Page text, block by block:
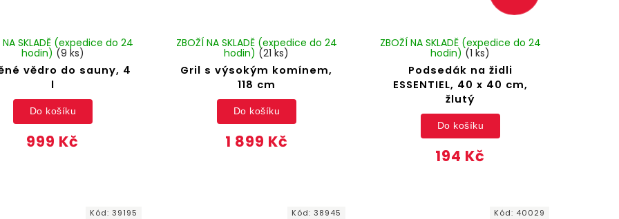
vědro do sauny, 4
l
NA SKLADĚ (expedice do 24
hodin) (9 ks)
999 Kč
Do košíku
Gril s výsokým komínem,
118 cm
ZBOŽÍ NA SKLADĚ (expedice do 24
hodin) (21 ks)
1 899 Kč
Do košíku
Podsedák na židli
ESSENTIEL, 40 x 40 cm,
žlutý
ZBOŽÍ NA SKLADĚ (expedice do 24
hodin)(1 ks)
194 Kč
Do košíku
Kód:39195 Kód:38945 Kód: 40029